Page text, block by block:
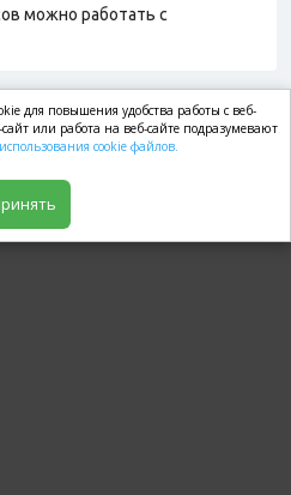
можно работать с
для повышения удобства работы с веб-
или работа на веб-сайте подразумевают
cookie файлов.